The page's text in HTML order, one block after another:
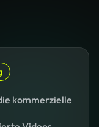
kommerzielle